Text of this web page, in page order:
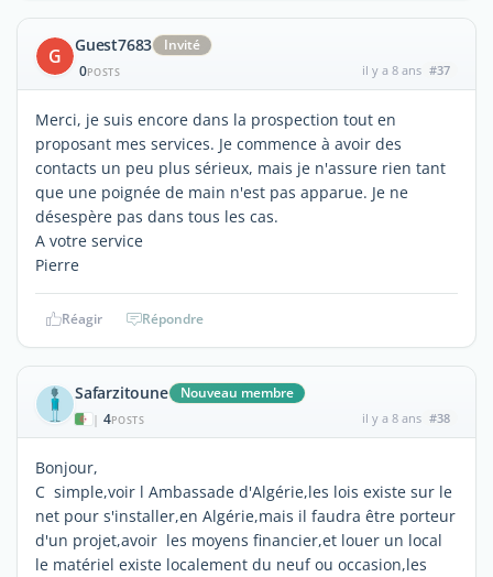
G Guest7683
Invité
0POSTS il y a 8 ans #37
Merci, je suis encore dans la prospection tout en
proposant mes services. Je commence à avoir des
contacts un peu plus sérieux, mais je n'assure rien tant
que une poignée de main n'est pas apparue. Je ne
désespère pas dans tous les cas.
A votre service
Pierre
Réagir Répondre
Safarzitoune Nouveau membre
| 4POSTS il y a 8 ans #38
Bonjour,
C simple,voir l Ambassade d'Algérie,les lois existe sur le
net pour s'installer,en Algérie,mais il faudra être porteur
d'un projet,avoir les moyens financier,et louer un local
le matériel existe localement du neuf ou occasion,les